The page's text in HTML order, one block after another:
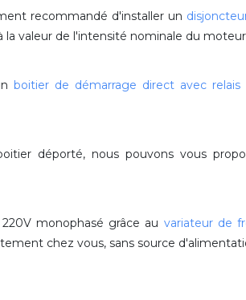
recommandé d'installer un
valeur de l'intensité nominale du
boitier de démarrage direct avec
déporté, nous pouvons vous
monophasé grâce au variateur de
chez vous, sans source